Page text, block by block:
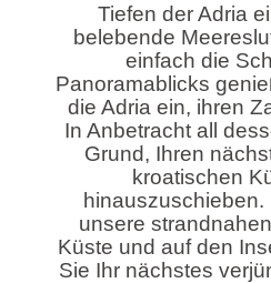
Tiefen der Adria
belebende
einfach die
Panoramablicks
die Adria ein, ihren
In Anbetracht all
Grund, Ihren
kroatischen
hinauszuschieben.
unsere
Küste und auf den
Sie Ihr nächstes